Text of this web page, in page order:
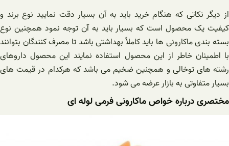
از دیگر نکاتی که هنگام خرید باید به آن بسیار دقت نمایید نوع برند و
کیفیت یک محصول است که بسیار باید به آن توجه نمود همچنین نوع
بسته بندی ماکارونی ها باید کاملاً بهداشتی باشد تا مصرف کنندگان بتوانند
با اطمینان خاطر از این محصول استفاده نمایند این محصول داروهای
رشته های توخالی و همچنین ضخیم می باشد که هرکدام در قیمت های
بسیار متفاوتی به بازار عرضه می شود.
مختصری درباره خواص ماکارونی فرمی لوله ای